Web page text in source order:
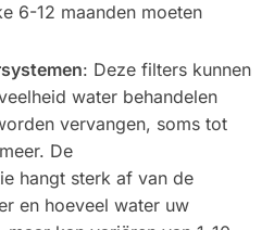
6-12 maanden moeten
: Deze filters kunnen
water behandelen
vervangen, soms tot
De
hangt sterk af van de
en hoeveel water uw